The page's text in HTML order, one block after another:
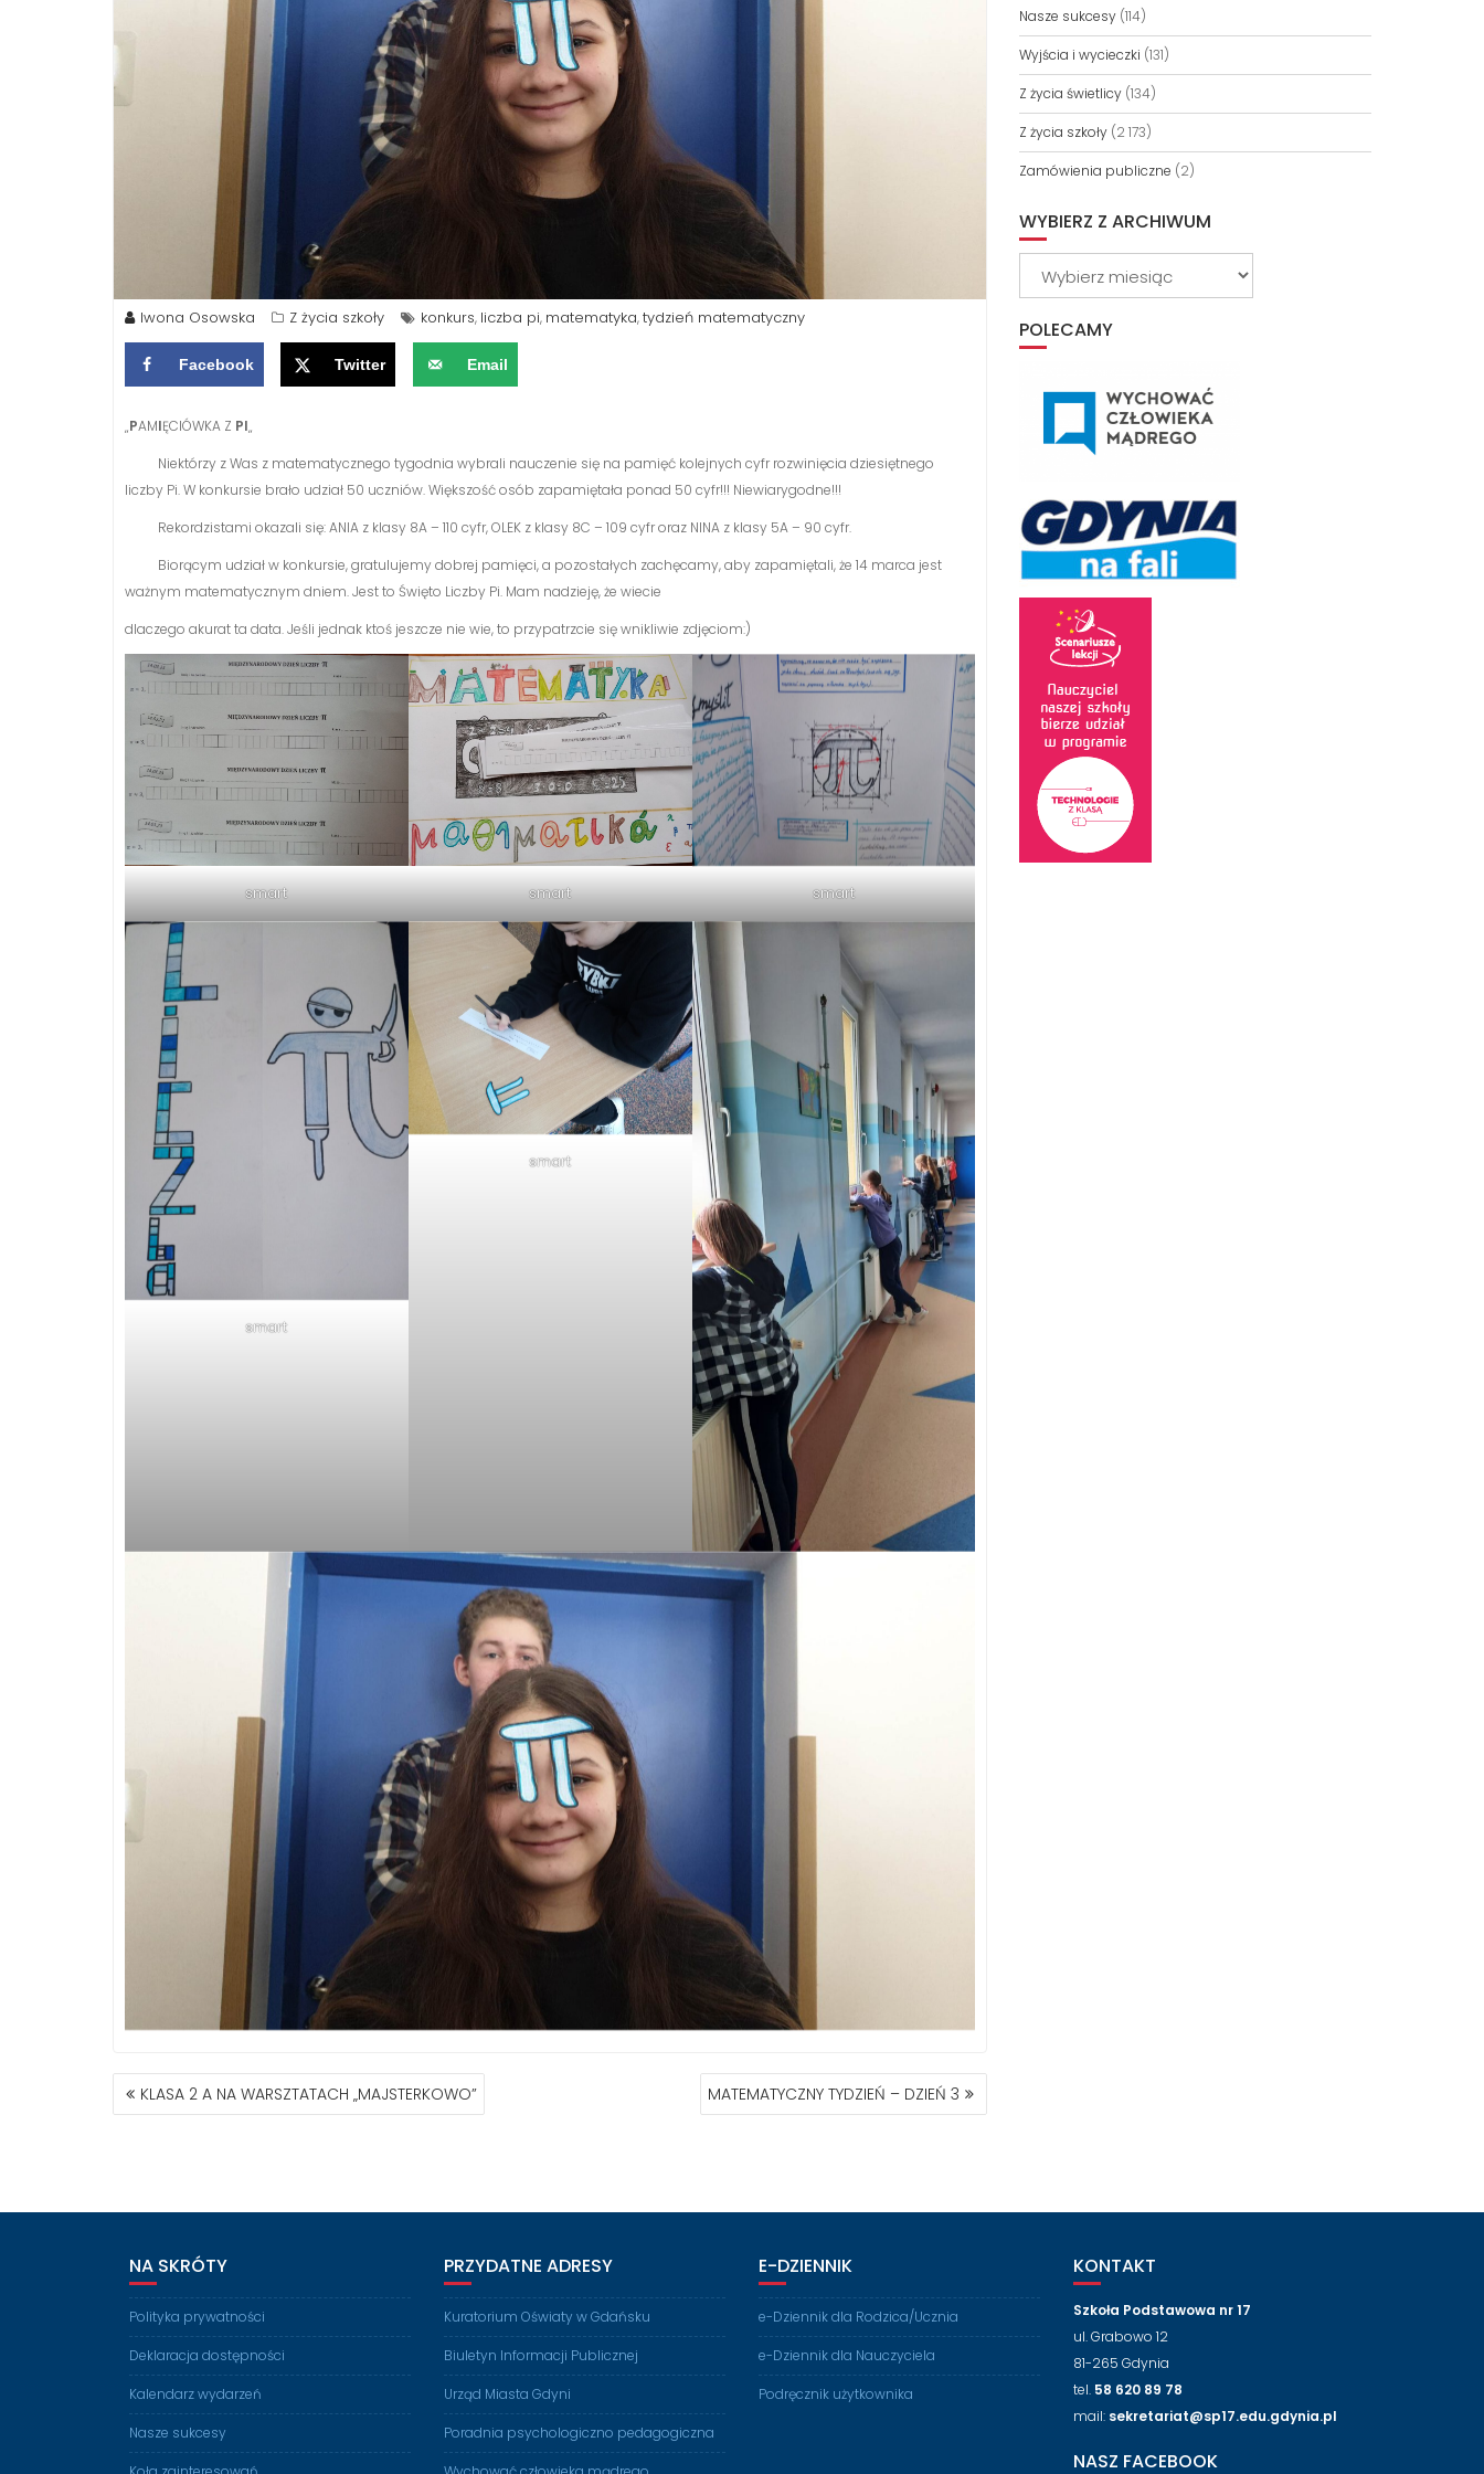
Iwona Osowska Z życia szkoły konkurs, liczba pi, matematyka,tydzień matematyczny
Facebook Twitter Email
„PAMIĘCIÓWKA Z PI„
Niektórzy z Was z matematycznego tygodnia wybrali nauczenie się na pamięć kolejnych cyfr rozwinięcia dziesiętnego
liczby Pi. W konkursie brało udział 50 uczniów. Większość osób zapamiętała ponad 50 cyfr!!! Niewiarygodne!!!
Rekordzistami okazali się: ANIA z klasy 8A – 110 cyfr, OLEK z klasy 8C – 109 cyfr oraz NINA z klasy 5A – 90 cyfr.
Biorącym udział w konkursie, gratulujemy dobrej pamięci, a pozostałych zachęcamy, aby zapamiętali, że 14 marca jest
ważnym matematycznym dniem. Jest to Święto Liczby Pi. Mam nadzieję, że wiecie
dlaczego akurat ta data. Jeśli jednak ktoś jeszcze nie wie, to przypatrzcie się wnikliwie zdjęciom:)
smart smart smart
smart
smart
NAWIGACJA
WPISU
KLASA 2 A NA WARSZTATACH „MAJSTERKOWO” MATEMATYCZNY TYDZIEŃ – DZIEŃ 3
Nasze sukcesy(114)
Wyjścia i wycieczki (131)
Z życia świetlicy(134)
Z życia szkoły(2 173)
Zamówienia publiczne (2)
WYBIERZ Z ARCHIWUM
POLECAMY
NA SKRÓTY
Polityka prywatności
Deklaracja dostępności
Kalendarz wydarzeń
Nasze sukcesy
PRZYDATNE ADRESY
Kuratorium Oświaty w Gdańsku
Biuletyn Informacji Publicznej
Urząd Miasta Gdyni
Poradnia psychologiczno pedagogiczna
E-DZIENNIK
e-Dziennik dla Rodzica/Ucznia
e-Dziennik dla Nauczyciela
Podręcznik użytkownika
KONTAKT
Szkoła Podstawowa nr 17
ul. Grabowo 12
81-265 Gdynia
tel. 58 620 89 78
mail: sekretariat@sp17.edu.gdynia.pl
NASZ FACEBOOK